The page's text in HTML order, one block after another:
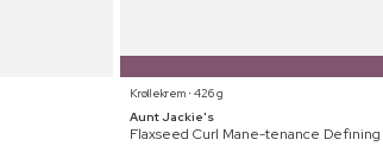
Krøllekrem ⋅ 426 g
Aunt Jackie's
Flaxseed Curl Mane-tenance Defining